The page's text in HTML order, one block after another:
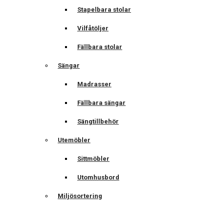
Stapelbara stolar
Vilfåtöljer
Fällbara stolar
Sängar
Madrasser
Fällbara sängar
Sängtillbehör
Utemöbler
Sittmöbler
Utomhusbord
Miljösortering